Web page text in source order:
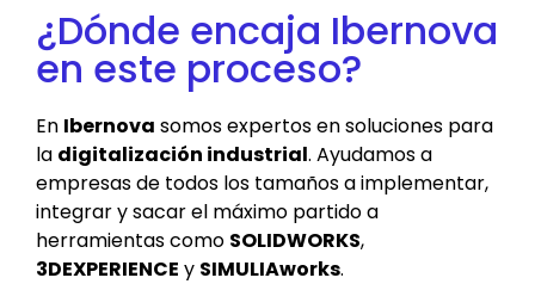
¿Dónde encaja Ibernova
en este proceso?
En Ibernova somos expertos en soluciones para
la digitalización industrial. Ayudamos a
empresas de todos los tamaños a implementar,
integrar y sacar el máximo partido a
herramientas como SOLIDWORKS,
3DEXPERIENCE y SIMULIAworks.